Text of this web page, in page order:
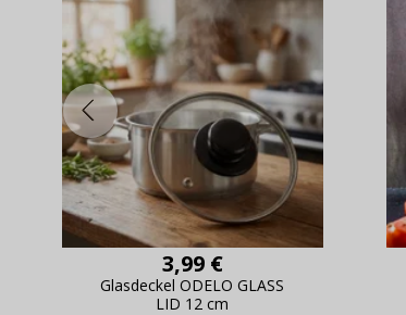
3,99 €
Glasdeckel ODELO GLASS
LID 12 cm